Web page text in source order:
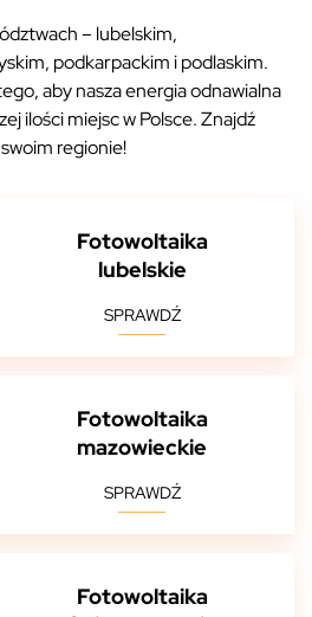
– lubelskim,
podkarpackim i podlaskim.
aby nasza energia odnawialna
ilości miejsc w Polsce. Znajdź
regionie!
Fotowoltaika
lubelskie
SPRAWDŹ
Fotowoltaika
mazowieckie
SPRAWDŹ
Fotowoltaika